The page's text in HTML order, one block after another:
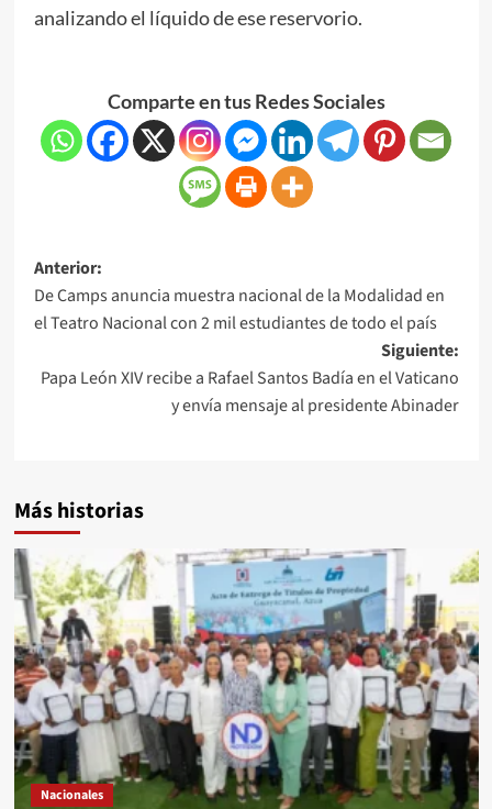
analizando el líquido de ese reservorio.
Comparte en tus Redes Sociales
Anterior:
De Camps anuncia muestra nacional de la Modalidad en
el Teatro Nacional con 2 mil estudiantes de todo el país
Siguiente:
Papa León XIV recibe a Rafael Santos Badía en el Vaticano
y envía mensaje al presidente Abinader
Más historias
Nacionales